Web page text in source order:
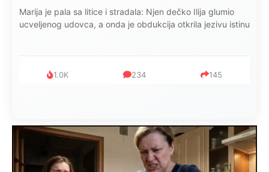
Marija je pala sa litice i stradala: Njen dečko Ilija glumio
ucveljenog udovca, a onda je obdukcija otkrila jezivu istinu
1.0K 234 145